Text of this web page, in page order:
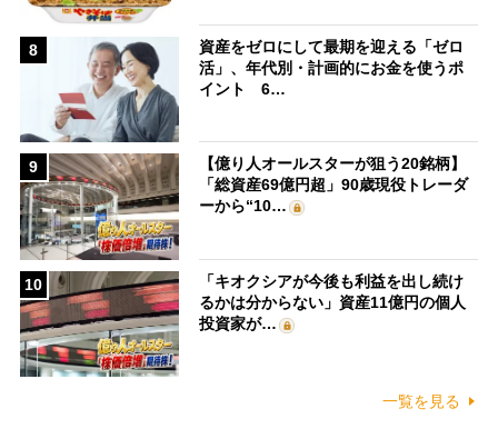
8
資産をゼロにして最期を迎える「ゼロ
活」、年代別・計画的にお金を使うポ
イント 6…
9
【億り人オールスターが狙う20銘柄】
「総資産69億円超」90歳現役トレーダ
ーから“10…
10
「キオクシアが今後も利益を出し続け
るかは分からない」資産11億円の個人
投資家が…
一覧を見る